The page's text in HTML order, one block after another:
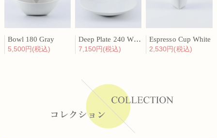
Bowl 180 Gray
5,500円(税込)
Deep Plate 240 White
7,150円(税込)
Espresso Cup White
2,530円(税込)